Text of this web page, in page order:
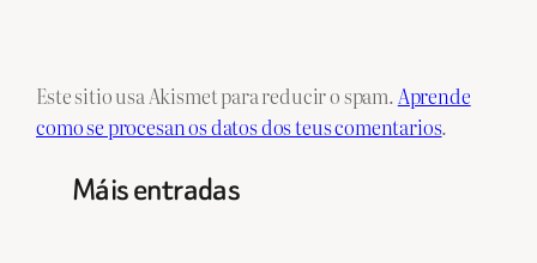
Este sitio usa Akismet para reducir o spam.Aprende
como se procesan os datos dos teus comentarios.
Máis entradas